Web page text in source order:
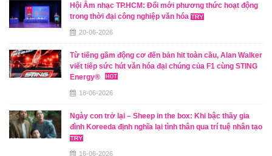
Hội Âm nhạc TP.HCM: Đổi mới phương thức hoạt động
trong thời đại công nghiệp văn hóa
20-06-2026
Từ tiếng gầm động cơ đến bản hit toàn cầu, Alan Walker
viết tiếp sức hút văn hóa đại chúng của F1 cùng STING
Energy®
18-06-2026
Ngày con trở lại – Sheep in the box: Khi bậc thầy gia
đình Koreeda định nghĩa lại tình thân qua trí tuệ nhân tạo
16-06-2026